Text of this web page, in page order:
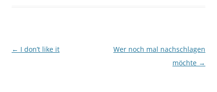
Beitragsnavigation
← I don’t like it
Wer noch mal nachschlagen
möchte →